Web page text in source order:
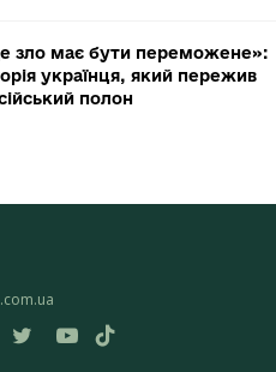
зло має бути переможене»:
українця, який пережив
полон